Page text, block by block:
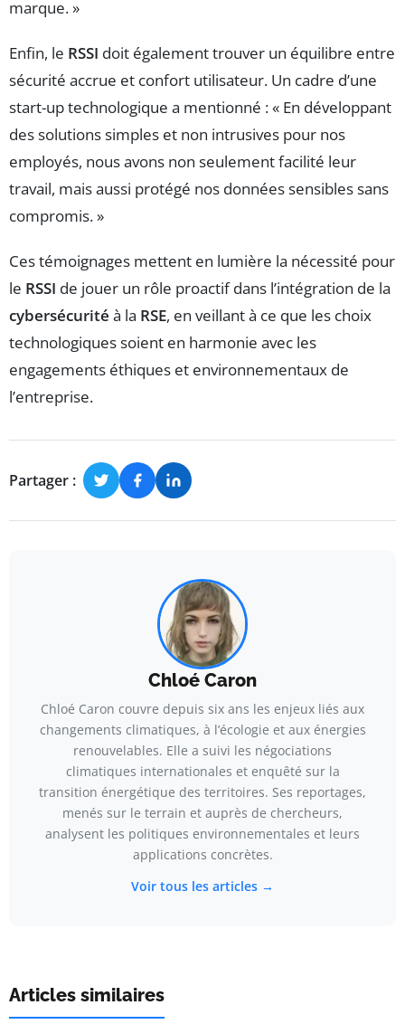
marque. »
Enfin, le RSSI doit également trouver un équilibre entre
sécurité accrue et confort utilisateur. Un cadre d’une
start-up technologique a mentionné : « En développant
des solutions simples et non intrusives pour nos
employés, nous avons non seulement facilité leur
travail, mais aussi protégé nos données sensibles sans
compromis. »
Ces témoignages mettent en lumière la nécessité pour
le RSSI de jouer un rôle proactif dans l’intégration de la
cybersécurité à la RSE, en veillant à ce que les choix
technologiques soient en harmonie avec les
engagements éthiques et environnementaux de
l’entreprise.
Partager :
Chloé Caron
Chloé Caron couvre depuis six ans les enjeux liés aux
changements climatiques, à l’écologie et aux énergies
renouvelables. Elle a suivi les négociations
climatiques internationales et enquêté sur la
transition énergétique des territoires. Ses reportages,
menés sur le terrain et auprès de chercheurs,
analysent les politiques environnementales et leurs
applications concrètes.
Voir tous les articles →
Articles similaires